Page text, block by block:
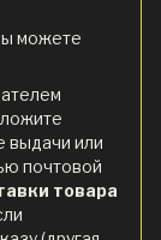
можете
выдачи или
почтовой
товара